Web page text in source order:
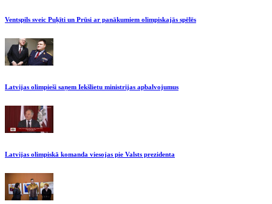
Ventspils sveic Puķīti un Prūsi ar panākumiem olimpiskajās spēlēs
Latvijas olimpieši saņem Iekšlietu ministrijas apbalvojumus
Latvijas olimpiskā komanda viesojas pie Valsts prezidenta